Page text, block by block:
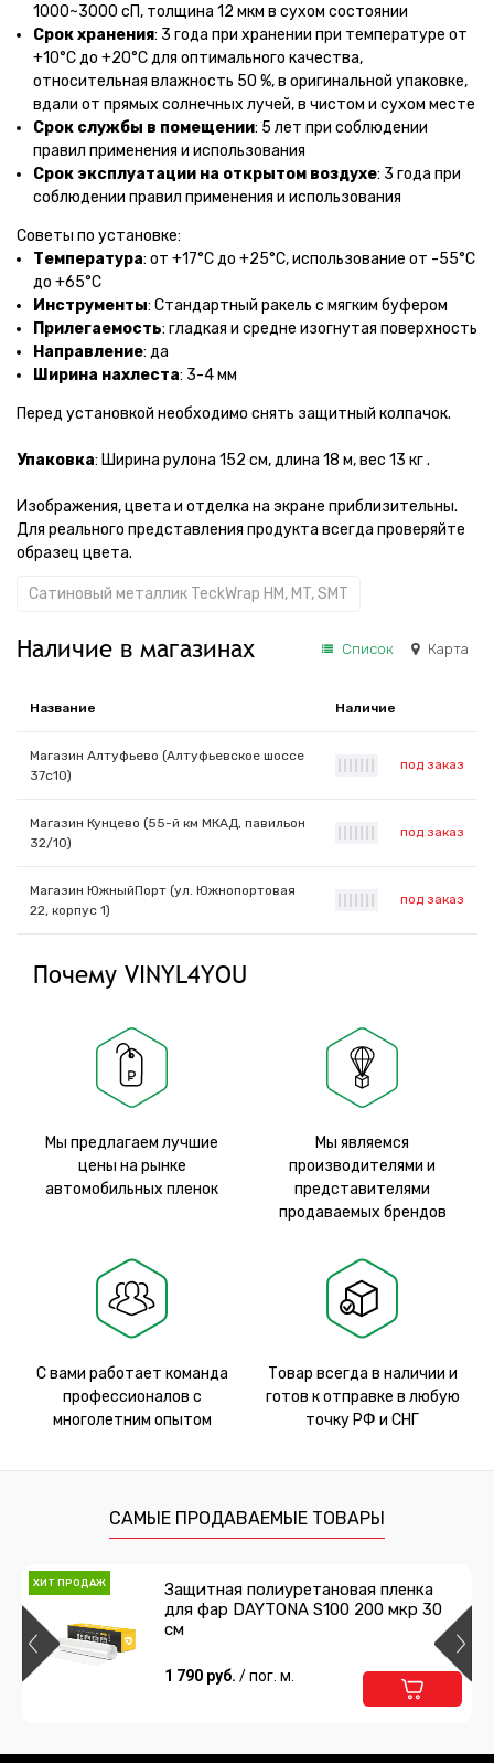
1000~3000 сП, толщина 12 мкм в сухом состоянии
Срок хранения: 3 года при хранении при температуре от
+10°С до +20°С для оптимального качества,
относительная влажность 50 %, в оригинальной упаковке,
вдали от прямых солнечных лучей, в чистом и сухом месте
Срок службы в помещении: 5 лет при соблюдении
правил применения и использования
Срок эксплуатации на открытом воздухе: 3 года при
соблюдении правил применения и использования
Советы по установке:
Температура: от +17°С до +25°С, использование от -55°С
до +65°С
Инструменты: Стандартный ракель с мягким буфером
Прилегаемость: гладкая и средне изогнутая поверхность
Направление: да
Ширина нахлеста: 3-4 мм
Перед установкой необходимо снять защитный колпачок.
Упаковка: Ширина рулона 152 см, длина 18 м, вес 13 кг .
Изображения, цвета и отделка на экране приблизительны.
Для реального представления продукта всегда проверяйте
образец цвета.
Сатиновый металлик TeckWrap HM, MT, SMT
Наличие в магазинах Список Карта
Название Наличие
Магазин Алтуфьево (Алтуфьевское шоссе
37с10)
под заказ
Магазин Кунцево (55-й км МКАД, павильон
32/10)
под заказ
Магазин ЮжныйПорт (ул. Южнопортовая
22, корпус 1)
под заказ
Почему VINYL4YOU
Мы предлагаем лучшие
цены на рынке
автомобильных пленок
Мы являемся
производителями и
представителями
продаваемых брендов
С вами работает команда
профессионалов с
многолетним опытом
Товар всегда в наличии и
готов к отправке в любую
точку РФ и СНГ
САМЫЕ ПРОДАВАЕМЫЕ ТОВАРЫ
ХИТ ПРОДАЖ
Защитная полиуретановая пленка
для фар DAYTONA S100 200 мкр 30
см
1 790 руб. / пог. м.